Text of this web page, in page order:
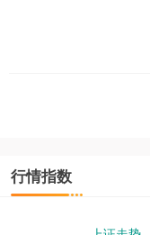
行情指数